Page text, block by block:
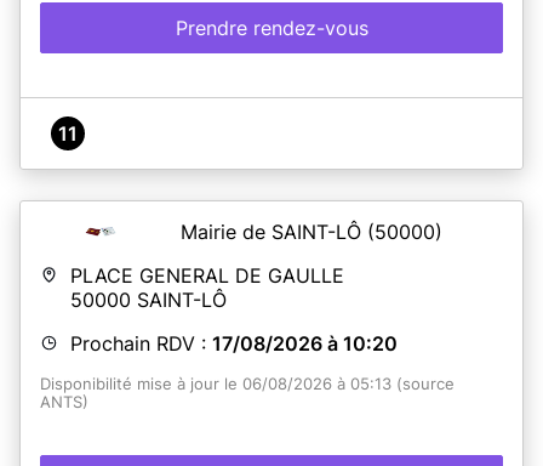
Prendre rendez-vous
11
Mairie de SAINT-LÔ (50000)
PLACE GENERAL DE GAULLE
50000 SAINT-LÔ
Prochain RDV : 17/08/2026 à 10:20
Disponibilité mise à jour le 06/08/2026 à 05:13 (source
ANTS)